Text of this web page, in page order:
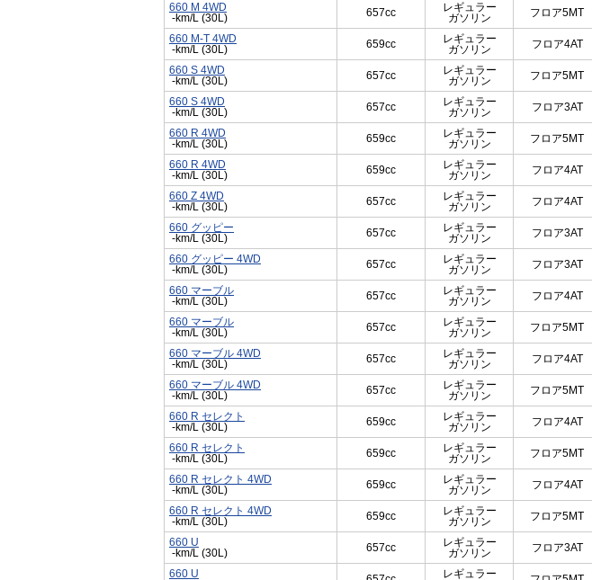
660 M 4WD
-km/L (30L)
657cc
レギュラー
ガソリン
フロア5MT
660 M-T 4WD
-km/L (30L)
659cc
レギュラー
ガソリン
フロア4AT
660 S 4WD
-km/L (30L)
657cc
レギュラー
ガソリン
フロア5MT
660 S 4WD
-km/L (30L)
657cc
レギュラー
ガソリン
フロア3AT
660 R 4WD
-km/L (30L)
659cc
レギュラー
ガソリン
フロア5MT
660 R 4WD
-km/L (30L)
659cc
レギュラー
ガソリン
フロア4AT
660 Z 4WD
-km/L (30L)
657cc
レギュラー
ガソリン
フロア4AT
660 グッピー
-km/L (30L)
657cc
レギュラー
ガソリン
フロア3AT
660 グッピー 4WD
-km/L (30L)
657cc
レギュラー
ガソリン
フロア3AT
660 マーブル
-km/L (30L)
657cc
レギュラー
ガソリン
フロア4AT
660 マーブル
-km/L (30L)
657cc
レギュラー
ガソリン
フロア5MT
660 マーブル 4WD
-km/L (30L)
657cc
レギュラー
ガソリン
フロア4AT
660 マーブル 4WD
-km/L (30L)
657cc
レギュラー
ガソリン
フロア5MT
660 R セレクト
-km/L (30L)
659cc
レギュラー
ガソリン
フロア4AT
660 R セレクト
-km/L (30L)
659cc
レギュラー
ガソリン
フロア5MT
660 R セレクト 4WD
-km/L (30L)
659cc
レギュラー
ガソリン
フロア4AT
660 R セレクト 4WD
-km/L (30L)
659cc
レギュラー
ガソリン
フロア5MT
660 U
-km/L (30L)
657cc
レギュラー
ガソリン
フロア3AT
660 U
レギュラー